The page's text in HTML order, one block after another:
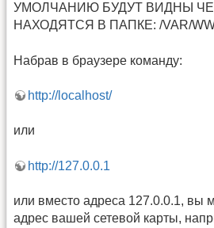
УМОЛЧАНИЮ БУДУТ ВИДНЫ
НАХОДЯТСЯ В ПАПКЕ: /VAR/
Набрав в браузере команду:
http://localhost/
или
http://127.0.0.1
или вместо адреса 127.0.0.1, вы
адрес вашей сетевой карты,